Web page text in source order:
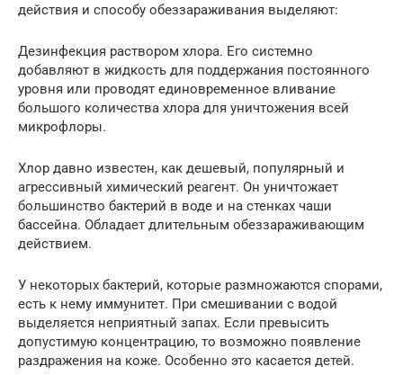
действия и способу обеззараживания выделяют:
Дезинфекция раствором хлора. Его системно
добавляют в жидкость для поддержания постоянного
уровня или проводят единовременное вливание
большого количества хлора для уничтожения всей
микрофлоры.
Хлор давно известен, как дешевый, популярный и
агрессивный химический реагент. Он уничтожает
большинство бактерий в воде и на стенках чаши
бассейна. Обладает длительным обеззараживающим
действием.
У некоторых бактерий, которые размножаются спорами,
есть к нему иммунитет. При смешивании с водой
выделяется неприятный запах. Если превысить
допустимую концентрацию, то возможно появление
раздражения на коже. Особенно это касается детей.